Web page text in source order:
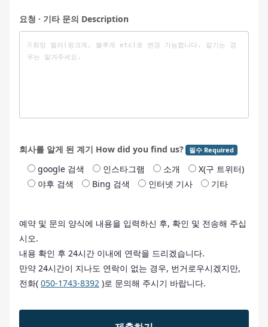
요청 · 기타 문의 Description
회사를 알게 된 계기 How did you find us? 필수 Required
google 검색 인스타그램 소개
X(구 트위터)
야후 검색
Bing 검색 인터넷 기사 기타
예약 및 문의 양식에 내용을 입력하신 후, 확인 및 전송해 주십
시오.
내용 확인 후 24시간 이내에 연락을 드리겠습니다.
만약 24시간이 지나도 연락이 없는 경우, 번거로우시겠지만,
전화( 050-1743-8392 )로 문의해 주시기 바랍니다.